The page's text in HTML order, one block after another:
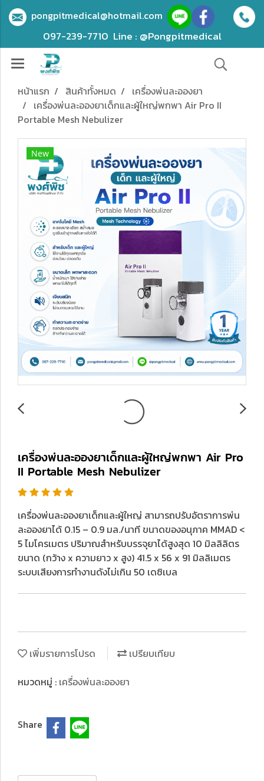
pongpitmedical@hotmail.com
097-239-7710 Line : @Pongpitmedical
หน้าแรก สินค้าทั้งหมด
เครื่องพ่นละอองยา
เครื่องพ่นละอองยาเด็กและผู้ใหญ่พกพา Air Pro II
Portable Mesh Nebulizer
New
เครื่องพ่นละอองยาเด็กและผู้ใหญ่พกพา Air Pro
II Portable Mesh Nebulizer
เครื่องพ่นละอองยาเด็กและผู้ใหญ่ สามารถปรับอัตราการพ่น
ละอองยาได้ 0.15 – 0.9 มล./นาที ขนาดของอนุภาค MMAD <
5 ไมโครเมตร ปริมาณสำหรับบรรจุยาได้สูงสุด 10 มิลลิลิตร
ขนาด (กว้าง x ความยาว x สูง) 41.5 x 56 x 91 มิลลิเมตร
ระบบเสียงการทำงานดังไม่เกิน 50 เดซิเบล
เพิ่มรายการโปรด
เปรียบเทียบ
หมวดหมู่ : เครื่องพ่นละอองยา
Share